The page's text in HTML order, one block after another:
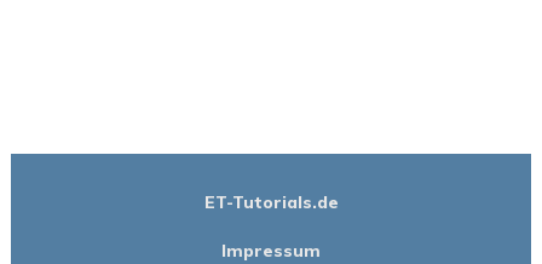
ET-Tutorials.de
Impressum